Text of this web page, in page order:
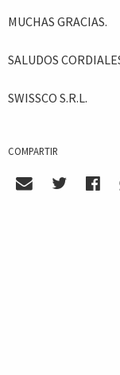
MUCHAS GRACIAS.
SALUDOS
SWISSCO S.R.L.
COMPARTIR